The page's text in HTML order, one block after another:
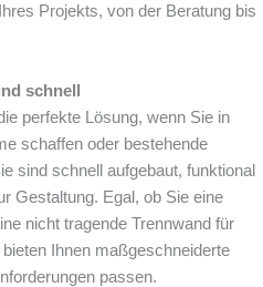
Projekts, von der Beratung bis
schnell
perfekte Lösung, wenn Sie in
schaffen oder bestehende
sind schnell aufgebaut, funktional
Gestaltung. Egal, ob Sie eine
nicht tragende Trennwand für
Ihnen maßgeschneiderte
passen.